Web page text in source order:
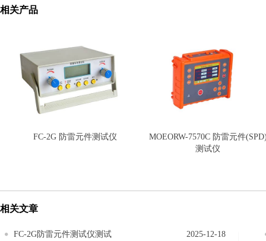
相关产品
FC-2G 防雷元件测试仪
MOEORW-7570C 防雷元件
测试仪
相关文章
FC-2G防雷元件测试仪测试
2025-12-18